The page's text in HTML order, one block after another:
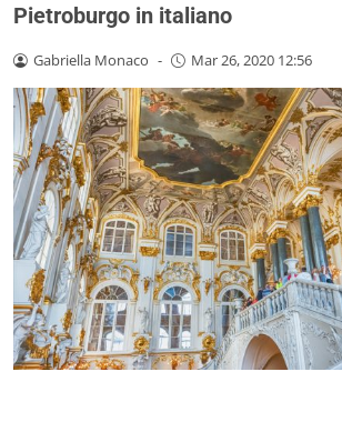
Pietroburgo in italiano
Gabriella Monaco - Mar 26, 2020 12:56